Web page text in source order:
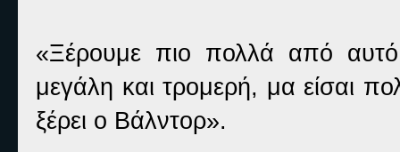
«Ξέρουμε πιο πολλά από
μεγάλη και τρομερή, μα είσαι
ξέρει ο Βάλντορ».